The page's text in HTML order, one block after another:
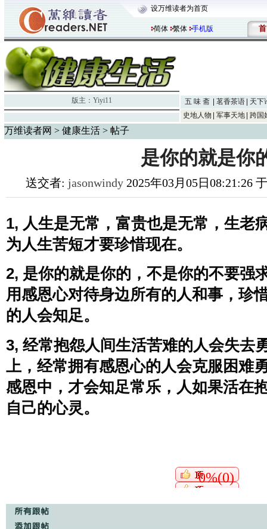
设万维读者为首页
简体 繁体 手机版 首
版主： Yiyi11 五 味 斋 茗香茶语
天下
史地人物
军事天地 跨国
万维读者网 > 健康生活 > 帖子
是你的就是你
送交者: jasonwindy2025年03月05日08:21:26
1, 人生是无常，富贵也是无常，生老
为人生苦短才要珍惜现在。
2, 是你的就是你的，不是你的不要强
用感恩心对待身边所有的人和事，珍
的人会知足。
3, 经常抱怨人间生活苦难的人会失去
上，经常拥有感恩心的人会克服困难
感恩中，才会知足常乐，人如果活在
自己的心灵。
0%(0)